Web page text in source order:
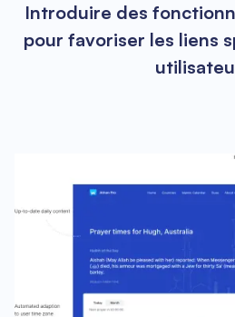
Introduire des
pour favoriser les liens